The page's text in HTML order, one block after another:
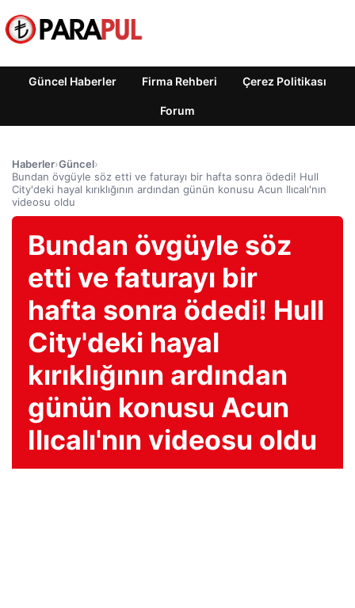
Güncel Haberler Firma Rehberi Çerez Politikası
Forum
Haberler›Güncel›
Bundan övgüyle söz etti ve faturayı bir hafta sonra ödedi! Hull
City'deki hayal kırıklığının ardından günün konusu Acun Ilıcalı'nın
videosu oldu
Bundan övgüyle söz
etti ve faturayı bir
hafta sonra ödedi! Hull
City'deki hayal
kırıklığının ardından
günün konusu Acun
Ilıcalı'nın videosu oldu